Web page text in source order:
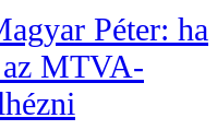
Péter: ha
MTVA-